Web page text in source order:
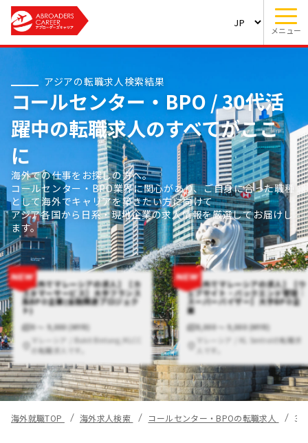
メニュー
アジアの転職求人検索結果
コールセンター・BPO / 30代活
躍中の転職求人のすべてがここ
に
海外での仕事をお探しの方へ。
コールセンター・BPO業界に関心があり、ご自身に合った職種
として海外でキャリアを築きたい方に向けて
アジア各国から日系・現地企業の求人情報を厳選してお届けし
ます。
【海外でマレーシアの求人】【カ
スタマーサービス】大手フランス
系BPO企業(金融関連プロジェク
ト)
0 〜 9,000 (MYR)
マレーシア / Bukit Bintang/KLCC
の転職求人です。
【海外でマレーシアの求人】【ウ
ェブサイト・バックエンド管理｜
スーパーバイザー】大手BPO企
業
8,000 〜 9,000 (MYR)
マレーシア / KL Sentralの転職求
人です。
海外就職TOP 海外求人検索 コールセンター・BPOの転職求人 30